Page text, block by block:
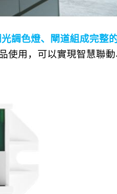
調色燈、閘道組成完整
使用，可以實現智慧聯